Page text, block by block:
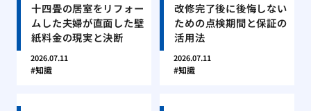
十四畳の居室をリフォー
ムした夫婦が直面した壁
紙料金の現実と決断
2026.07.11
知識
改修完了後に後悔しない
ための点検期間と保証の
活用法
2026.07.11
知識